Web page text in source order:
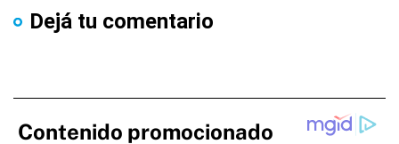
Dejá tu comentario